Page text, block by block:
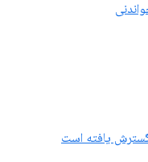
گسترش یافته است